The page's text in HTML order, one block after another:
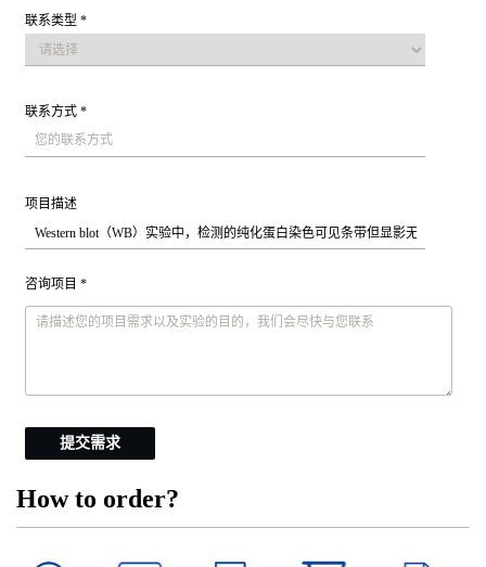
联系类型 *
联系方式 *
项目描述
咨询项目 *
提交需求
How to order?